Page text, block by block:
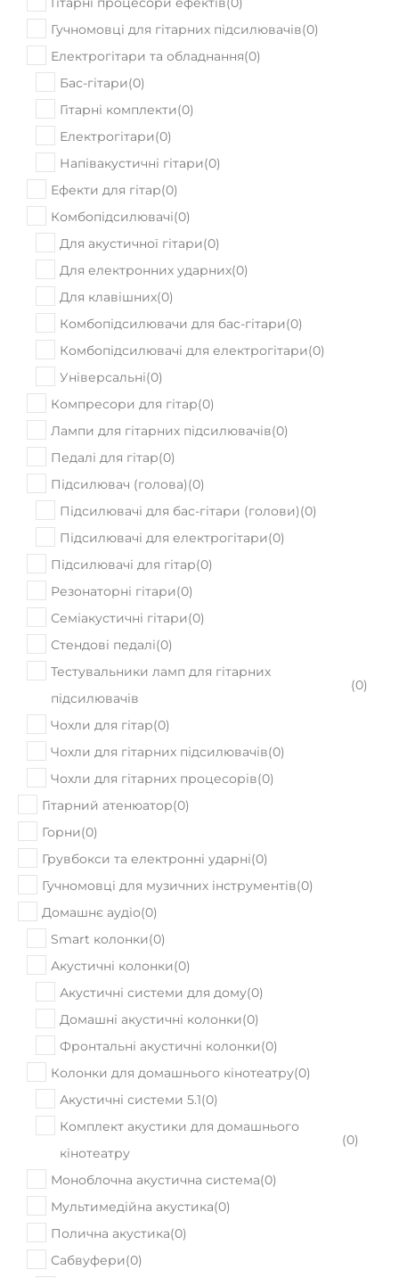
Гучномовці для гітарних підсилювачів(0)
Електрогітари та обладнання(0)
Бас-гітари(0)
Гітарні комплекти(0)
Електрогітари(0)
Напівакустичні гітари(0)
Ефекти для гітар(0)
Комбопідсилювачі(0)
Для акустичної гітари(0)
Для електронних ударних(0)
Для клавішних(0)
Комбопідсилювачи для бас-гітари(0)
Комбопідсилювачі для електрогітари(0)
Універсальні(0)
Компресори для гітар(0)
Лампи для гітарних підсилювачів(0)
Педалі для гітар(0)
Підсилювач (голова)(0)
Підсилювачі для бас-гітари (голови)(0)
Підсилювачі для електрогітари(0)
Підсилювачі для гітар(0)
Резонаторні гітари(0)
Семіакустичні гітари(0)
Стендові педалі(0)
Тестувальники ламп для гітарних
підсилювачів
(0)
Чохли для гітар(0)
Чохли для гітарних підсилювачів(0)
Чохли для гітарних процесорів(0)
Гітарний атенюатор(0)
Горни(0)
Грувбокси та електронні ударні(0)
Гучномовці для музичних інструментів(0)
Домашнє аудіо(0)
Smart колонки(0)
Акустичні колонки(0)
Акустичні системи для дому(0)
Домашні акустичні колонки(0)
Фронтальні акустичні колонки(0)
Колонки для домашнього кінотеатру(0)
Акустичні системи 5.1(0)
Комплект акустики для домашнього
кінотеатру
(0)
Моноблочна акустична система(0)
Мультимедійна акустика(0)
Полична акустика(0)
Сабвуфери(0)